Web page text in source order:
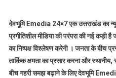
देवभूमि Emedia 24×7 एक उत्तराखंड का
प्रगीतिशील मीडिया की परंपरा की नई कड़ी
का निष्पक्ष विश्लेषण करेगी । जनता के बीच
तार्किक क्षमता का प्रसार करना और स्थानीय,
बीच गहरी समझ बढ़ाने के लिए देवभूमि